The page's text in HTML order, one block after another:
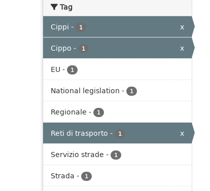
Tag
Cippi - 1
x
Cippo - 1
x
EU - 1
National legislation - 1
Regionale - 1
Reti di trasporto - 1
x
Servizio strade - 1
Strada - 1